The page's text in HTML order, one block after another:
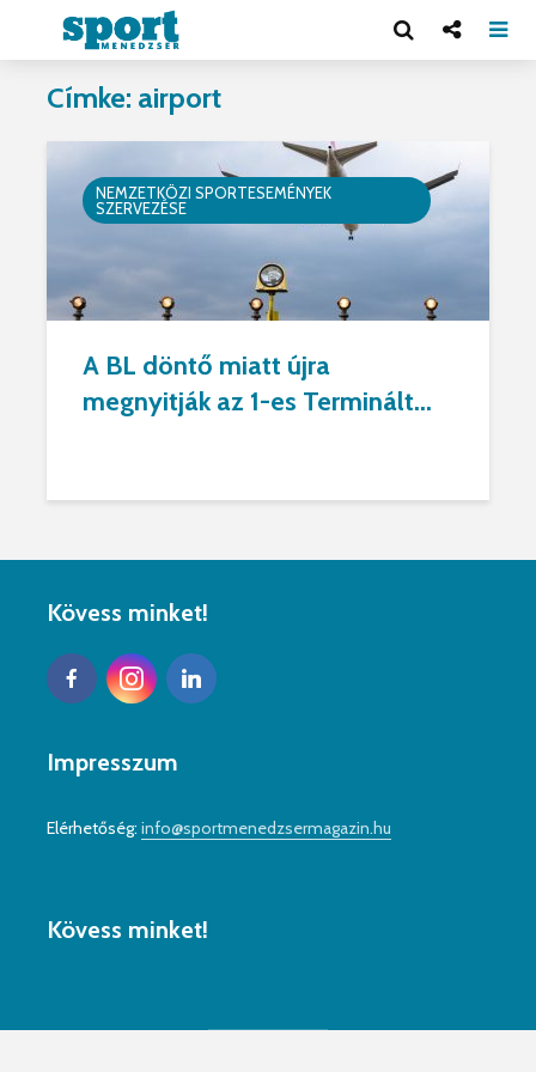
Címke: airport
NEMZETKÖZI SPORTESEMÉNYEK
SZERVEZÉSE
A BL döntő miatt újra
megnyitják az 1-es Terminált...
Kövess minket!
Impresszum
Elérhetőség: info@sportmenedzsermagazin.hu
Kövess minket!